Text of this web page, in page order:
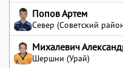
Попов Артем
Север (Советский
Михалевич
Шершни (Урай)